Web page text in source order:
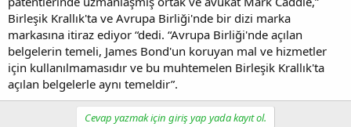
Birleşik Krallık'ta ve Avrupa Birliği'nde bir dizi marka
markasına itiraz ediyor “dedi. “Avrupa Birliği'nde açılan
belgelerin temeli, James Bond'un koruyan mal ve hizmetler
için kullanılmamasıdır ve bu muhtemelen Birleşik Krallık'ta
açılan belgelerle aynı temeldir”.
Cevap yazmak için giriş yap yada kayıt ol.